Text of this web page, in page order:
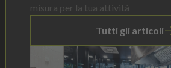
misura per la tua attività
Tutti gli articoli